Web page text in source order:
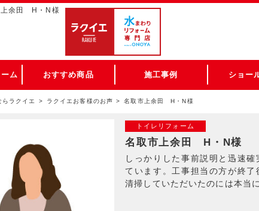
上余田 H・N様
ム おすすめ商品 施工事例 ショー
ラクイエ ラクイエお客様のお声 名取市上余田 H・N様
トイレリフォーム
名取市上余田 H・N様
しっかりした事前説明と迅速
ています。工事担当の方が終
清掃していただいたのには本当